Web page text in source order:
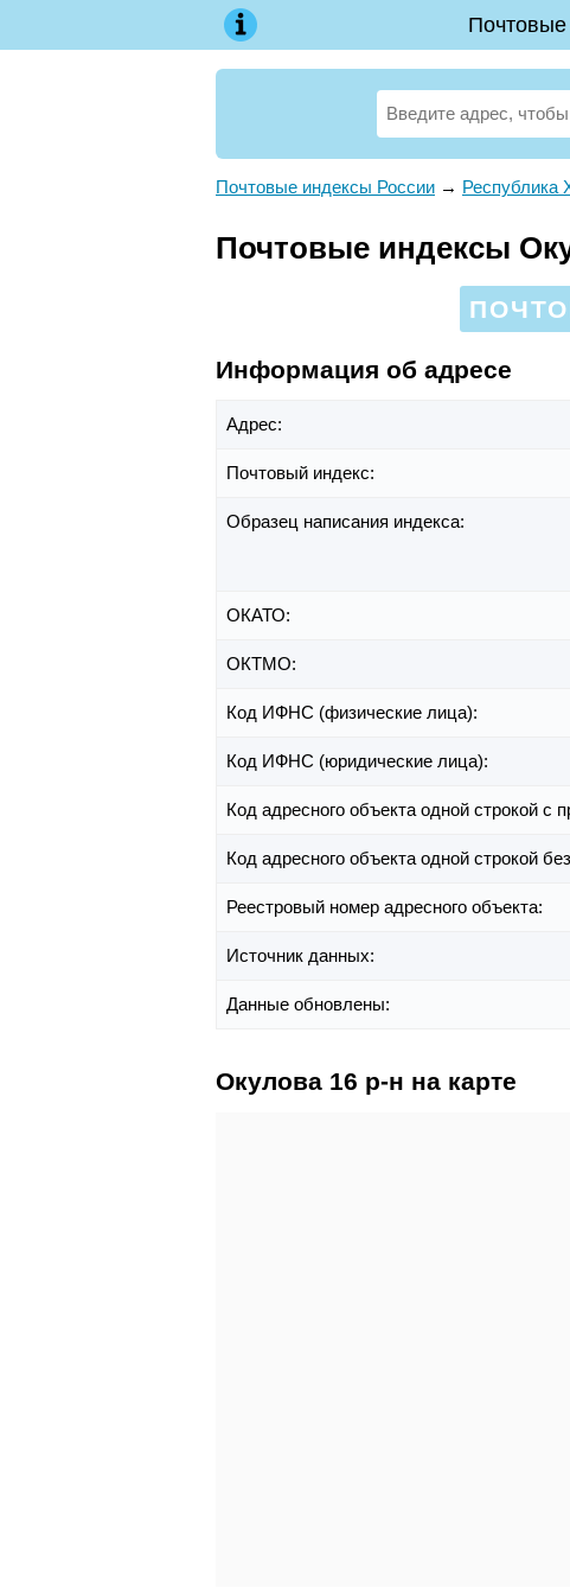
Почтовые индексы России → Республика
Почтовые индексы
Информация об адресе
Адрес:
Почтовый индекс:
Образец написания индекса:
ОКАТО:
ОКТМО:
Код ИФНС (физические лица):
Код ИФНС (юридические лица):
Код адресного объекта одной строкой с
Код адресного объекта одной строкой
Реестровый номер адресного объекта:
Источник данных:
Данные обновлены:
Окулова 16 р-н на карте